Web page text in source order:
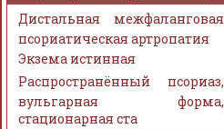
Дистальная межфаланговая
псориатическая артропатия
Экзема истинная
Распространённый псориаз,
вульгарная форма,
стационарная ста